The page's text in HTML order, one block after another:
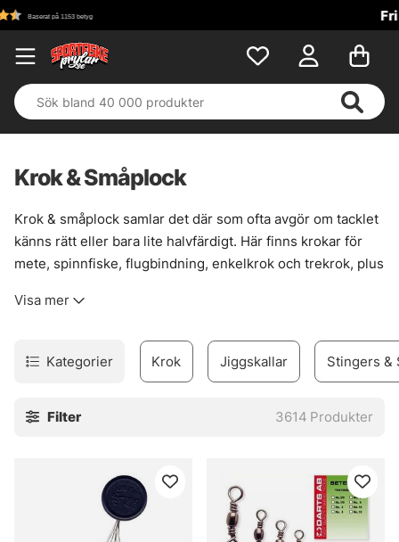
Krok & Småplock
Krok & småplock samlar det där som ofta avgör om tacklet
känns rätt eller bara lite halvfärdigt. Här finns krokar för
mete, spinnfiske, flugbindning, enkelkrok och trekrok, plus
när det väl gäller. En bra krok sitter inte bara fast. Den
Sortimentet är brett nog för att täcka många metoder, men
ändå lätt att sortera i huvudet. För den som bygger egna
stingers och tafsar. Små saker, javisst. Men ofta är det just
Utforska gärna de viktigaste underkategorierna:
» Flugbindningsmaterial » Tafsar
Visa mer
Kategorier Krok Jiggskallar Stingers &
Filter 3614 Produkter